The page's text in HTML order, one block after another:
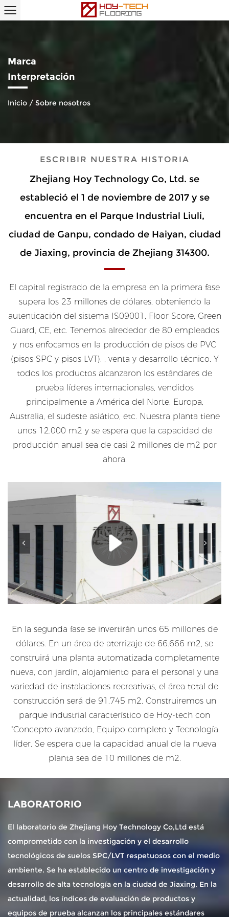
Marca
Interpretación
Inicio / Sobre nosotros
ESCRIBIR NUESTRA HISTORIA
Zhejiang Hoy Technology Co, Ltd. se
estableció el 1 de noviembre de 2017 y se
encuentra en el Parque Industrial Liuli,
ciudad de Ganpu, condado de Haiyan, ciudad
de Jiaxing, provincia de Zhejiang 314300.
El capital registrado de la empresa en la primera fase
supera los 23 millones de dólares, obteniendo la
autenticación del sistema IS09001, Floor Score, Green
Guard, CE, etc. Tenemos alrededor de 80 empleados
y nos enfocamos en la producción de pisos de PVC
(pisos SPC y pisos LVT). , venta y desarrollo técnico. Y
todos los productos alcanzaron los estándares de
prueba líderes internacionales, vendidos
principalmente a América del Norte, Europa,
Australia, el sudeste asiático, etc. Nuestra planta tiene
unos 12.000 m2 y se espera que la capacidad de
producción anual sea de casi 2 millones de m2 por
ahora.
En la segunda fase se invertirán unos 65 millones de
dólares. En un área de aterrizaje de 66.666 m2, se
construirá una planta automatizada completamente
nueva, con jardín, alojamiento para el personal y una
variedad de instalaciones recreativas, el área total de
construcción será de 91.745 m2. Construiremos un
parque industrial característico de Hoy-tech con
"Concepto avanzado, Equipo completo y Tecnología
líder. Se espera que la capacidad anual de la nueva
planta sea de 10 millones de m2.
LABORATORIO
El laboratorio de Zhejiang Hoy Technology Co,Ltd está
comprometido con la investigación y el desarrollo
tecnológicos de suelos SPC/LVT respetuosos con el medio
ambiente. Se ha establecido un centro de investigación y
desarrollo de alta tecnología en la ciudad de Jiaxing. En la
actualidad, los índices de evaluación de productos y
equipos de prueba alcanzan los principales estándares